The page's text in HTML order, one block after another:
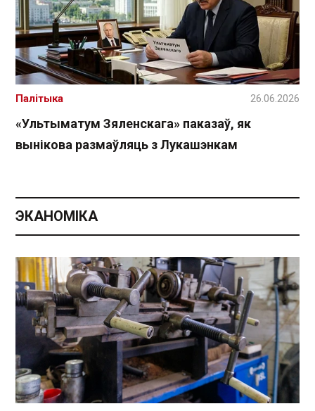
«Ультыматум Зяленскага» паказаў, як
вынікова размаўляць з Лукашэнкам
Палітыка 26.06.2026
ЭКАНОМІКА